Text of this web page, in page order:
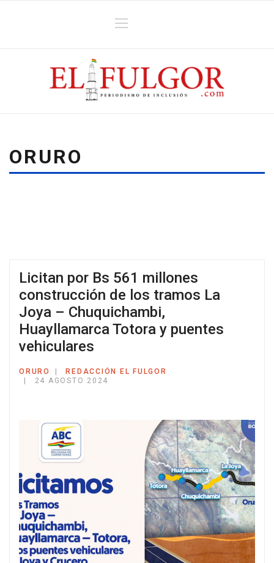
ORURO
Licitan por Bs 561 millones
construcción de los tramos La
Joya – Chuquichambi,
Huayllamarca Totora y puentes
vehiculares
ORURO
REDACCIÓN EL FULGOR
24 AGOSTO 2024